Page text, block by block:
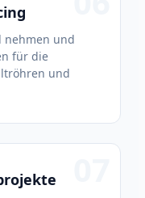
nehmen und
für die
und